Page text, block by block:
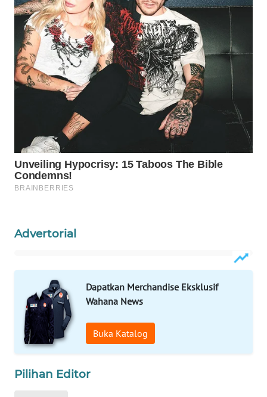
Advertorial
Dapatkan Merchandise Eksklusif
Wahana News
Buka Katalog
Pilihan Editor
KOPEKLIN
PORTAL
KONSUMEN
FORWAMKI
ALPERKLINAS
FORJASIDA
TAMBANG
SITUNGIR
NEWS
SIDIKALANG
NEWS
SIBARAGAS
NEWS
SIANTAR